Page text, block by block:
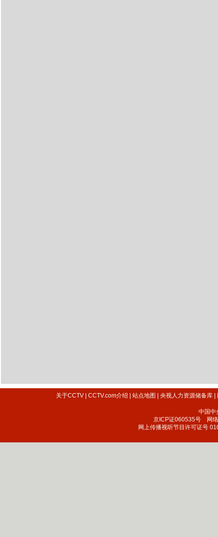
关于CCTV| CCTV.com介绍 站点地图 央视人力资源储备库|
中国中
京ICP证060535号网络
网上传播视听节目许可证号